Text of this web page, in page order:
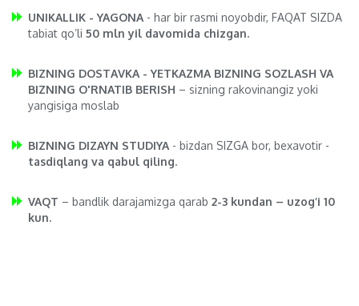
UNIKALLIK - YAGONA - har bir rasmi noyobdir, FAQAT SIZDA
tabiat qo’li 50 mln yil davomida chizgan.
BIZNING DOSTAVKA - YETKAZMA BIZNING SOZLASH VA
BIZNING O'RNATIB BERISH – sizning rakovinangiz yoki
yangisiga moslab
BIZNING DIZAYN STUDIYA - bizdan SIZGA bor, bexavotir -
tasdiqlang va qabul qiling.
VAQT – bandlik darajamizga qarab 2-3 kundan – uzog’i 10
kun.